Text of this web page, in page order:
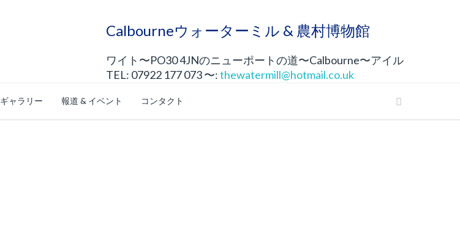
Calbourneウォーターミル & 農村博物館
ワイト〜PO30 4JNのニューポートの道〜Calbourne〜アイル
TEL: 07922 177 073 〜:thewatermill@hotmail.co.uk
ギャラリー 報道 & イベント コンタクト